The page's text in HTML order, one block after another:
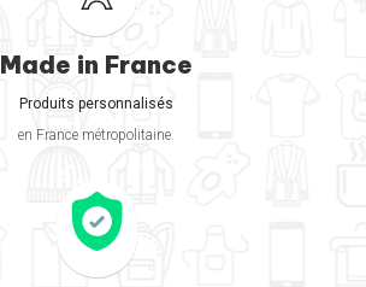
Made in France
Produits personnalisés
en France métropolitaine.